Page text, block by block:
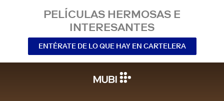
PELÍCULAS HERMOSAS E
INTERESANTES
ENTÉRATE DE LO QUE HAY EN CARTELERA